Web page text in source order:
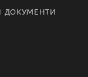
ДОКУМЕНТИ